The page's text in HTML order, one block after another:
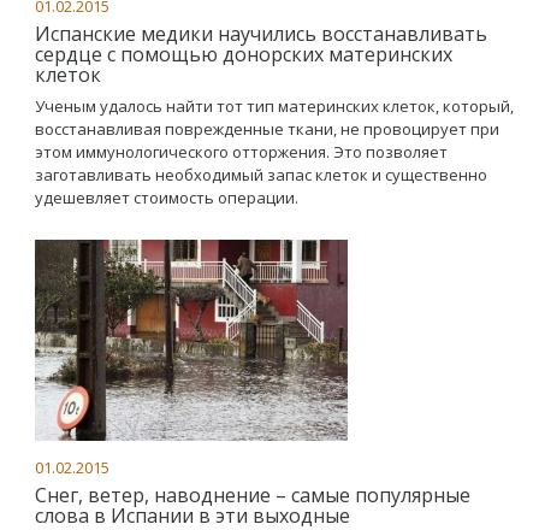
01.02.2015
Испанские медики научились восстанавливать
сердце с помощью донорских материнских
клеток
Ученым удалось найти тот тип материнских клеток, который,
восстанавливая поврежденные ткани, не провоцирует при
этом иммунологического отторжения. Это позволяет
заготавливать необходимый запас клеток и существенно
удешевляет стоимость операции.
01.02.2015
Снег, ветер, наводнение – самые популярные
слова в Испании в эти выходные